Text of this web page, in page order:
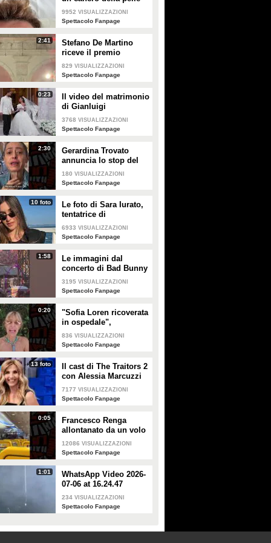
e apre al dibattito sulle
creme solari
9952 VISUALIZZAZIONI
Spettacolo Fanpage
2:41
Stefano De Martino
riceve il premio
intitolato al padre
Enrico
829 VISUALIZZAZIONI
Spettacolo Fanpage
0:23
Il video del matrimonio
di Gianluigi
Donnarumma e Alessia
Elefante
3768 VISUALIZZAZIONI
Spettacolo Fanpage
2:30
Gerardina Trovato
annuncia lo stop del
tour per problemi di
salute
180 VISUALIZZAZIONI
Spettacolo Fanpage
10 foto
Le foto di Sara Iurato,
tentatrice di
Temptation Island 2026
6933 VISUALIZZAZIONI
Spettacolo Fanpage
1:58
Le immagini dal
concerto di Bad Bunny
a Milano
3195 VISUALIZZAZIONI
Spettacolo Fanpage
0:20
"Sofia Loren ricoverata
in ospedale",
Alessandra Mussolini
smentisce: "È serena e
836 VISUALIZZAZIONI
Spettacolo Fanpage
13 foto
Il cast di The Traitors 2
con Alessia Marcuzzi
7177 VISUALIZZAZIONI
Spettacolo Fanpage
0:05
Francesco Renga
allontanato da un volo
Ryanair dopo una
discussione con gli
12086 VISUALIZZAZIONI
Spettacolo Fanpage
1:01
WhatsApp Video 2026-
07-06 at 16.24.47
234 VISUALIZZAZIONI
Spettacolo Fanpage